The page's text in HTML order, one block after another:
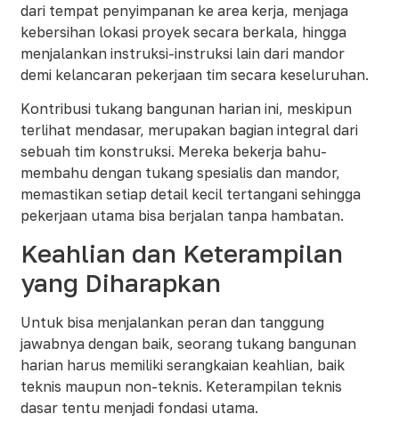
dari tempat penyimpanan ke area kerja, menjaga
kebersihan lokasi proyek secara berkala, hingga
menjalankan instruksi-instruksi lain dari mandor
demi kelancaran pekerjaan tim secara keseluruhan.
Kontribusi tukang bangunan harian ini, meskipun
terlihat mendasar, merupakan bagian integral dari
sebuah tim konstruksi. Mereka bekerja bahu-
membahu dengan tukang spesialis dan mandor,
memastikan setiap detail kecil tertangani sehingga
pekerjaan utama bisa berjalan tanpa hambatan.
Keahlian dan Keterampilan
yang Diharapkan
Untuk bisa menjalankan peran dan tanggung
jawabnya dengan baik, seorang tukang bangunan
harian harus memiliki serangkaian keahlian, baik
teknis maupun non-teknis. Keterampilan teknis
dasar tentu menjadi fondasi utama.